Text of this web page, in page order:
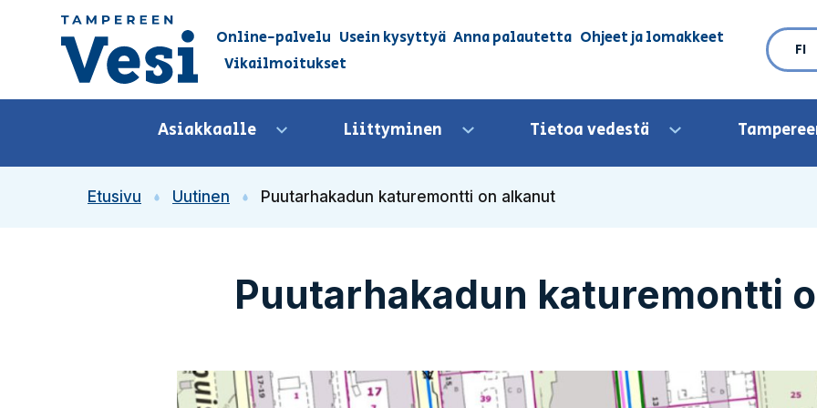
Siirry sisältöön
Siirry etusivulle
Online-palvelu Usein kysyttyä Anna palautetta Ohjeet ja lomakkeet
Vikailmoitukset
FI
Asiakkaalle Avaa valikkoLiittyminen Avaa valikkoTietoa vedestä Avaa valikko
Etusivu Uutinen Puutarhakadun katuremontti on alkanut
Puutarhakadun katuremontti